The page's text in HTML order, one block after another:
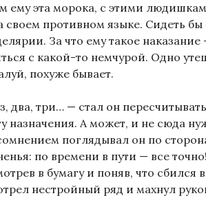
ему эта морока, с этими
своем противном языке. Сидеть бы
За что ему такое
с какой-то немчурой. Одно
похуже бывает.
два, три… — стал он
назначения. А может, и не сюда
поглядывал он по
по времени в пути — все
в бумагу и поняв, что сбился
нестройный ряд и махнул